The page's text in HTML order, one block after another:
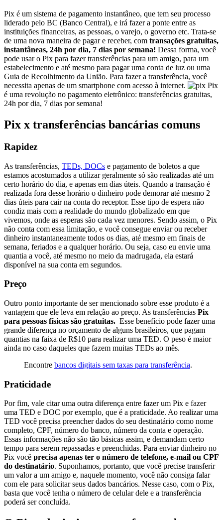
Pix é um sistema de pagamento instantâneo, que tem seu processo
liderado pelo BC (Banco Central), e irá fazer a ponte entre as
instituições financeiras, as pessoas, o varejo, o governo etc. Trata-se
de uma nova maneira de pagar e receber, com transações gratuitas,
instantâneas, 24h por dia, 7 dias por semana! Dessa forma, você
pode usar o Pix para fazer transferências para um amigo, para um
estabelecimento e até mesmo para pagar uma conta de luz ou uma
Guia de Recolhimento da União. Para fazer a transferência, você
necessita apenas de um smartphone com acesso à internet.
Pix
é uma revolução no pagamento eletrônico: transferências gratuitas,
24h por dia, 7 dias por semana!
Pix x transferências bancárias comuns
Rapidez
As transferências, TEDs, DOCs e pagamento de boletos a que
estamos acostumados a utilizar geralmente só são realizadas até um
certo horário do dia, e apenas em dias úteis. Quando a transação é
realizada fora desse horário o dinheiro pode demorar até mesmo 2
dias úteis para cair na conta do receptor. Esse tipo de espera não
condiz mais com a realidade do mundo globalizado em que
vivemos, onde as esperas são cada vez menores. Sendo assim, o Pix
não conta com essa limitação, e você consegue enviar ou receber
dinheiro instantaneamente todos os dias, até mesmo em finais de
semana, feriados e a qualquer horário. Ou seja, caso eu envie uma
quantia a você, até mesmo no meio da madrugada, ela estará
disponível na sua conta em segundos.
Preço
Outro ponto importante de ser mencionado sobre esse produto é a
vantagem que ele leva em relação ao preço. As transferências Pix
para pessoas físicas são gratuitas. Esse benefício pode fazer uma
grande diferença no orçamento de alguns brasileiros, que pagam
quantias na faixa de R$10 para realizar uma TED. O peso é maior
ainda no caso daqueles que fazem muitas TEDs ao mês.
Encontre bancos digitais sem taxas para transferência.
Praticidade
Por fim, vale citar uma outra diferença entre fazer um Pix e fazer
uma TED e DOC por exemplo, que é a praticidade. Ao realizar uma
TED você precisa preencher dados do seu destinatário como nome
completo, CPF, número do banco, número da conta e operação.
Essas informações não são tão básicas assim, e demandam certo
tempo para serem repassadas e preenchidas. Para enviar dinheiro no
Pix você precisa apenas ter o número de telefone, e-mail ou CPF
do destinatário. Suponhamos, portanto, que você precise transferir
um valor a um amigo e, naquele momento, você não consiga falar
com ele para solicitar seus dados bancários. Nesse caso, com o Pix,
basta que você tenha o número de celular dele e a transferência
poderá ser concluída.